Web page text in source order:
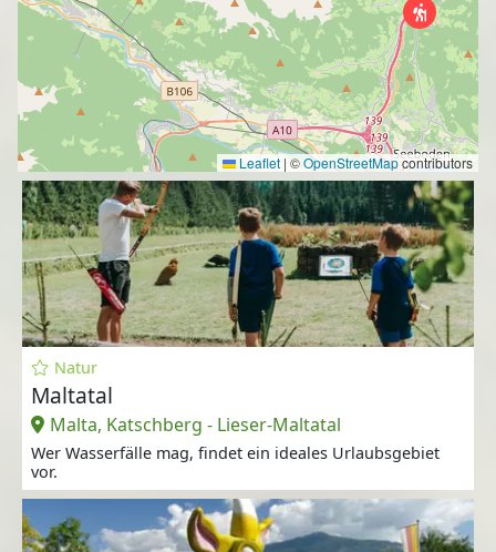
Leaflet | ©OpenStreetMapcontributors
Natur
Maltatal
Malta, Katschberg - Lieser-Maltatal
Wer Wasserfälle mag, findet ein ideales Urlaubsgebiet
vor.